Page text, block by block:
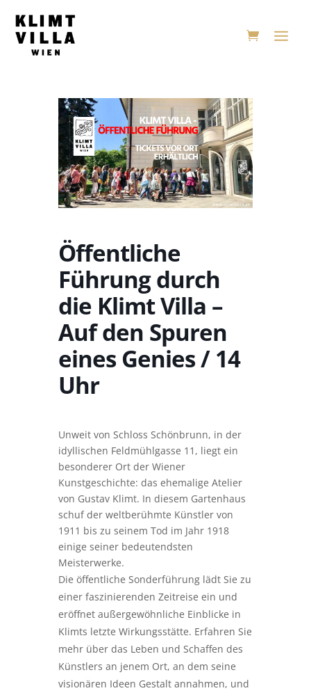
Öffentliche
Führung durch
die Klimt Villa –
Auf den Spuren
eines Genies / 14
Uhr
Unweit von Schloss Schönbrunn, in der
idyllischen Feldmühlgasse 11, liegt ein
besonderer Ort der Wiener
Kunstgeschichte: das ehemalige Atelier
von Gustav Klimt. In diesem Gartenhaus
schuf der weltberühmte Künstler von
1911 bis zu seinem Tod im Jahr 1918
einige seiner bedeutendsten
Meisterwerke.
Die öffentliche Sonderführung lädt Sie zu
einer faszinierenden Zeitreise ein und
eröffnet außergewöhnliche Einblicke in
Klimts letzte Wirkungsstätte. Erfahren Sie
mehr über das Leben und Schaffen des
Künstlers an jenem Ort, an dem seine
visionären Ideen Gestalt annahmen, und